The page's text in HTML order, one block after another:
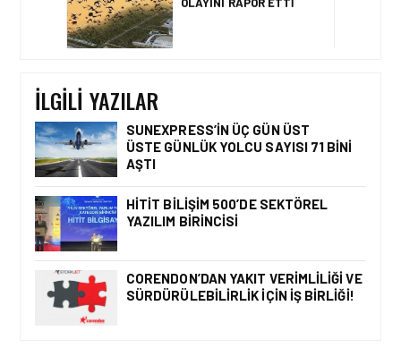
SEKTÖREL YAZILIM
BIRINCISI
HAVACILIK • 05 AĞU 2026
İLGILI YAZILAR
SUNEXPRESS’IN ÜÇ GÜN ÜST
ÜSTE GÜNLÜK YOLCU SAYISI 71 BINI
AŞTI
HITIT BILIŞIM 500’DE SEKTÖREL
YAZILIM BIRINCISI
CORENDON’DAN YAKIT VERIMLILIĞI VE
SÜRDÜRÜLEBILIRLIK IÇIN İŞ BIRLIĞI!